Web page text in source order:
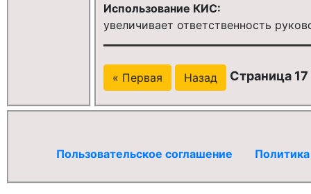
Использование КИС:
увеличивает ответственность
« Первая Назад Страница 17
Пользовательское соглашение